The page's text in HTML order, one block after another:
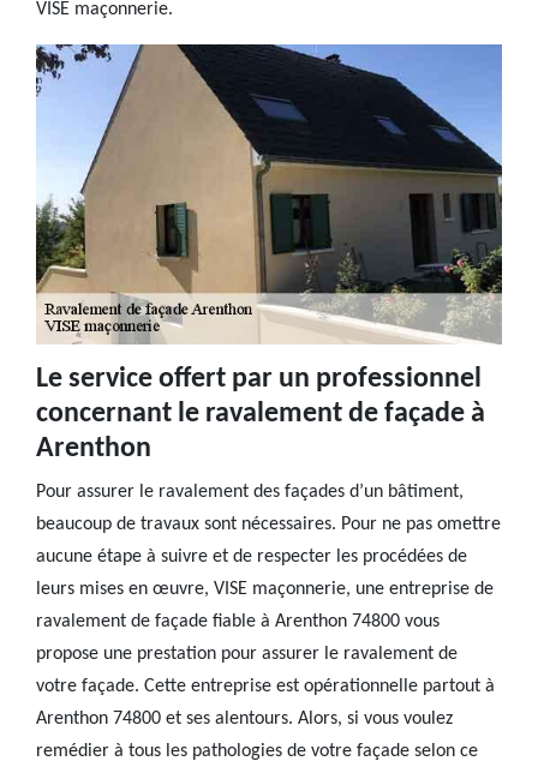
VISE maçonnerie.
Le service offert par un professionnel
concernant le ravalement de façade à
Arenthon
Pour assurer le ravalement des façades d’un bâtiment,
beaucoup de travaux sont nécessaires. Pour ne pas omettre
aucune étape à suivre et de respecter les procédées de
leurs mises en œuvre, VISE maçonnerie, une entreprise de
ravalement de façade fiable à Arenthon 74800 vous
propose une prestation pour assurer le ravalement de
votre façade. Cette entreprise est opérationnelle partout à
Arenthon 74800 et ses alentours. Alors, si vous voulez
remédier à tous les pathologies de votre façade selon ce